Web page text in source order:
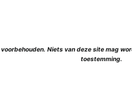
Niets van deze site mag
toestemming.